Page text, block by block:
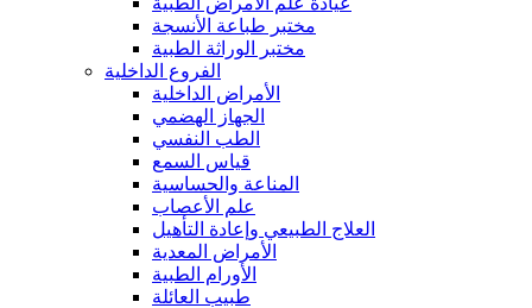
مختبر طباعة الأنسجة
مختبر الوراثة الطبية
الفروع الداخلية
الأمراض الداخلية
الجهاز الهضمي
الطب النفسي
قياس السمع
المناعة والحساسية
علم الأعصاب
العلاج الطبيعي وإعادة التأهيل
الأمراض المعدية
الأورام الطبية
طبيب العائلة